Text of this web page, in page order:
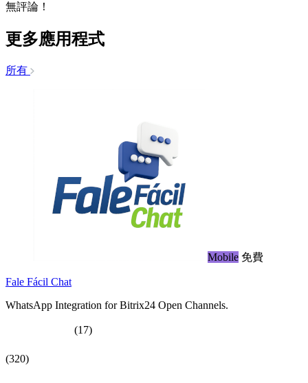
無評論！
更多應用程式
所有
Mobile 免費
Fale Fácil Chat
WhatsApp Integration for Bitrix24 Open Channels.
(17)
(320)